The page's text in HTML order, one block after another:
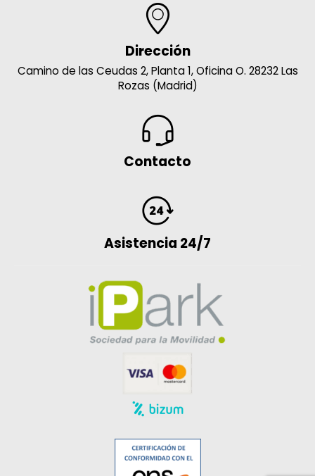
Dirección
Camino de las Ceudas 2, Planta 1, Oficina O. 28232 Las
Rozas (Madrid)
Contacto
Asistencia 24/7